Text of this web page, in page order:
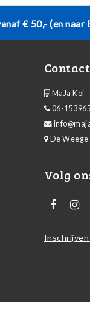
€ 50,- (en naar
MaJa Koi
06-
De Weege
Volg